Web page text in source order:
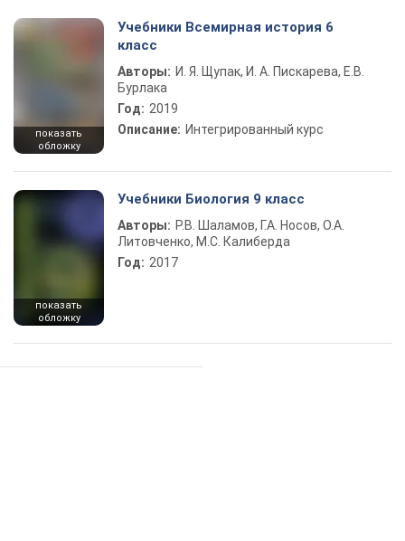
показать
обложку
Учебники Всемирная история 6
класс
Авторы: И. Я. Щупак, И. А. Пискарева, Е.В.
Бурлака
Год: 2019
Описание: Интегрированный курс
показать
обложку
Учебники Биология 9 класс
Авторы: Р.В. Шаламов, Г.А. Носов, О.А.
Литовченко, М.С. Калиберда
Год: 2017